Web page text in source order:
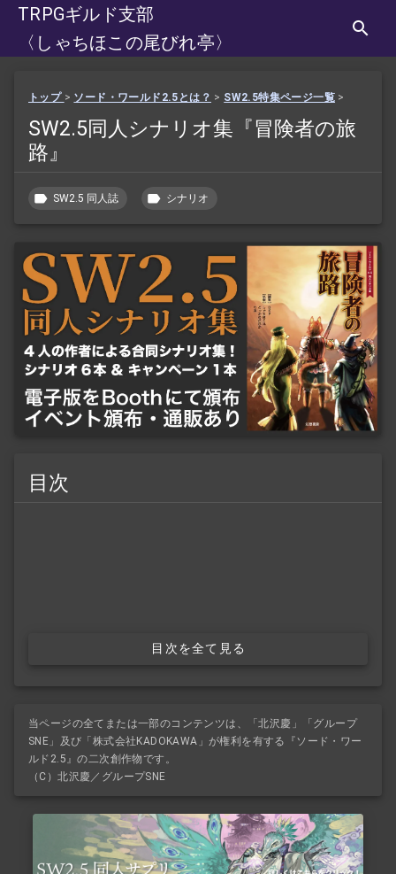
TRPGギルド支部
〈しゃちほこの尾びれ亭〉
トップ > ソード・ワールド2.5とは？ > SW2.5特集ページ一覧 >
SW2.5同人シナリオ集『冒険者の旅
路』
SW2.5 同人誌 シナリオ
目次
目次を全て見る
当ページの全てまたは一部のコンテンツは、「北沢慶」「グループ
SNE」及び「株式会社KADOKAWA」が権利を有する『ソード・ワー
ルド2.5』の二次創作物です。
（C）北沢慶／グループSNE